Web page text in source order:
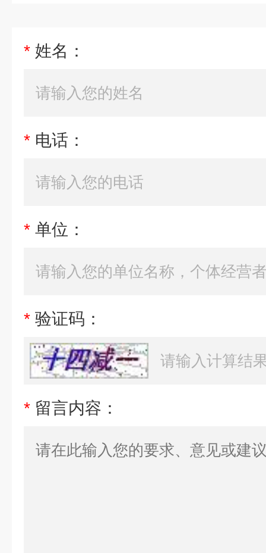
* 姓名：
* 电话：
* 单位：
* 验证码：
* 留言内容：